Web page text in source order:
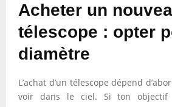
Acheter un
télescope : opter
diamètre
L’achat d’un télescope dépend
voir dans le ciel. Si ton objectif